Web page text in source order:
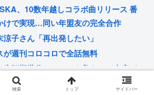
、10数年越しコラボ曲リリース 番
けで実現…同い年盟友の完全合作
涼子さん「再出発したい」
が週刊コロコロで全話無料
氷河期世代やニートを救え」の声広が
てる層ってもしかして…
検索 トップ サイドバー